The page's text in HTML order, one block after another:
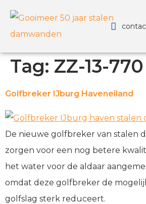
Tag: ZZ-13-770
Golfbreker IJburg Haveneiland
De nieuwe golfbreker van stalen
zorgen voor een nog betere
het water voor de aldaar
omdat deze golfbreker de
golfslag sterk reduceert.